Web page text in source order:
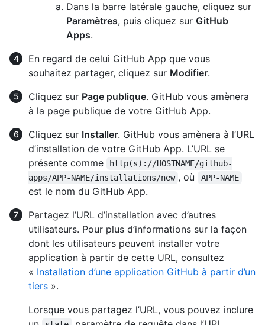
Dans la barre latérale gauche, cliquez sur
Paramètres, puis cliquez sur GitHub
Apps.
En regard de celui GitHub App que vous
souhaitez partager, cliquez sur Modifier.
Cliquez sur Page publique. GitHub vous amènera
à la page publique de votre GitHub App.
Cliquez sur Installer. GitHub vous amènera à l’URL
d’installation de votre GitHub App. L’URL se
présente comme
http(s)://HOSTNAME/github-
apps/APP-NAME/installations/new , où APP-NAME
est le nom du GitHub App.
Partagez l’URL d’installation avec d’autres
utilisateurs. Pour plus d’informations sur la façon
dont les utilisateurs peuvent installer votre
application à partir de cette URL, consultez
« Installation d’une application GitHub à partir d’un
tiers ».
Lorsque vous partagez l’URL, vous pouvez inclure